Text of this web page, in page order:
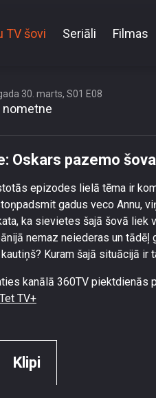
TV šovi Seriāli Filmas
30. marts, S01 E08
nometne
Oskars pazemo
epizodes lielā tēma ir
gadus veco Annu,
ka sievietes šajā šovā liek
nemaz neiederas un
Kuram šajā situācijā ir
kanālā 360TV piektdienās
Tet TV+
Klipi